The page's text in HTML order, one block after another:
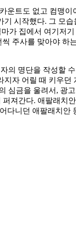
운트도 없고 컴맹이
시작했다. 그 모습
가 집에서 여기저
주사를 맞아야 하
의 명단을 작성할
자 어릴 때 키우던
심금을 울려서, 광
져간다. 애팔래치
다니던 애팔래치안